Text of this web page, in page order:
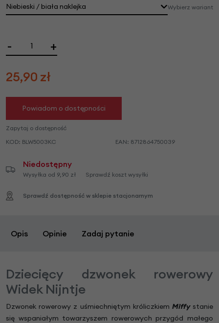
Niebieski / biała naklejka Wybierz wariant
- +
25,90 zł
Powiadom o dostępności
Zapytaj o dostępność
KOD: BLW5003KC EAN: 8712864750039
Niedostępny
Wysyłka od 9,90 zł Sprawdź koszt wysyłki
Sprawdź dostępność w sklepie stacjonarnym
Opis Opinie Zadaj pytanie
Dziecięcy dzwonek rowerowy
Widek Nijntje
Dzwonek rowerowy z uśmiechniętym króliczkiem Miffy stanie
się wspaniałym towarzyszem rowerowych przygód małego